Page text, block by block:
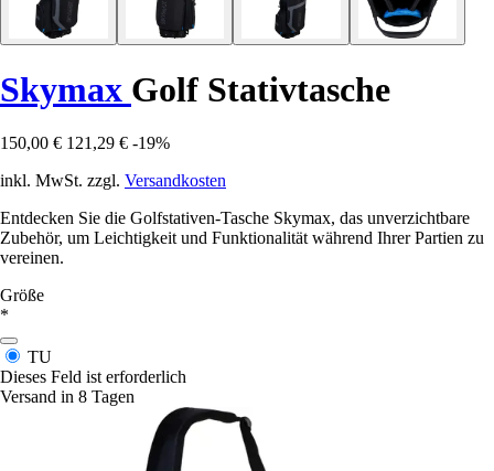
Skymax Golf Stativtasche
150,00 € 121,29 € -19%
inkl. MwSt. zzgl. Versandkosten
Entdecken Sie die Golfstativen-Tasche Skymax, das unverzichtbare
Zubehör, um Leichtigkeit und Funktionalität während Ihrer Partien zu
vereinen.
Größe
*
TU
Dieses Feld ist erforderlich
Versand in 8 Tagen